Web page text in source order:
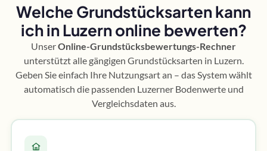
Welche Grundstücksarten kann
ich in Luzern online bewerten?
UnserOnline-Grundstücksbewertungs-Rechner
unterstützt alle gängigen Grundstücksarten in Luzern.
Geben Sie einfach Ihre Nutzungsart an – das System wählt
automatisch die passenden Luzerner Bodenwerte und
Vergleichsdaten aus.